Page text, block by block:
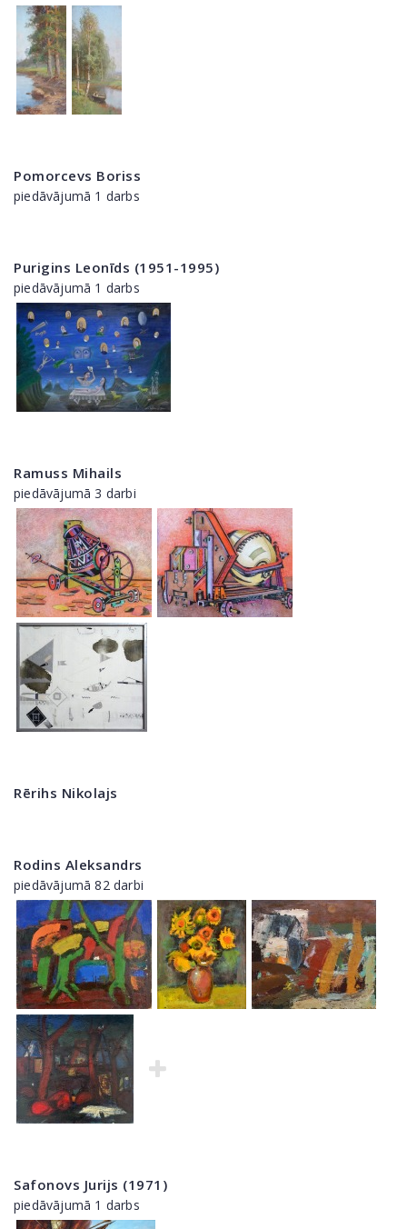
Pomorcevs Boriss
piedāvājumā 1 darbs
Purigins Leonīds (1951-1995)
piedāvājumā 1 darbs
Ramuss Mihails
piedāvājumā 3 darbi
Rērihs Nikolajs
Rodins Aleksandrs
piedāvājumā 82 darbi
Safonovs Jurijs (1971)
piedāvājumā 1 darbs